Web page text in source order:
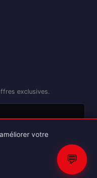
exclusives.
autorisation.
💬
votre